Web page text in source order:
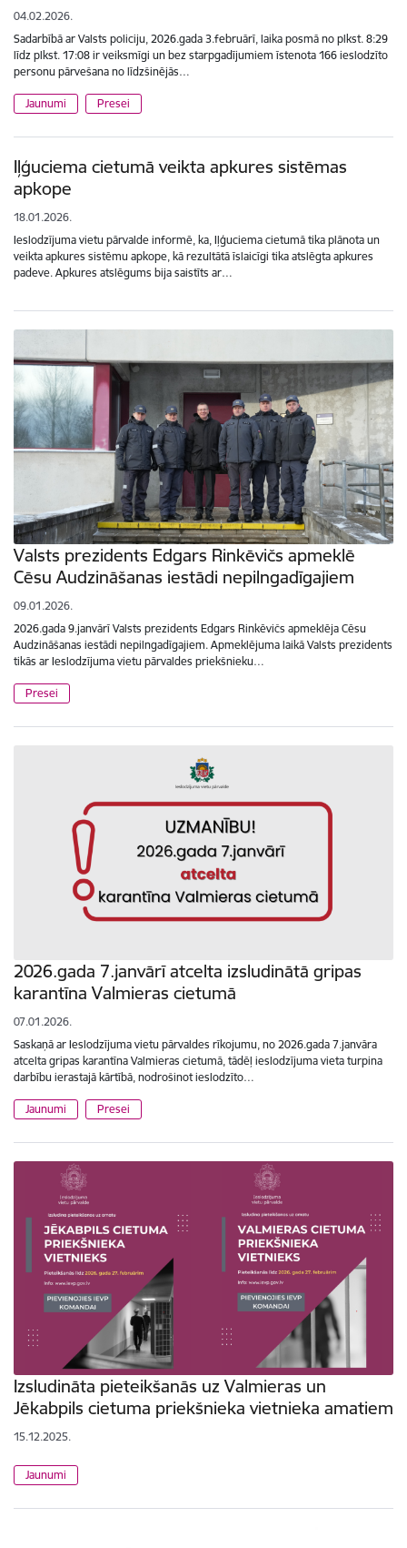
04.02.2026.
Sadarbībā ar Valsts policiju, 2026.gada 3.februārī, laika posmā no plkst. 8:29
līdz plkst. 17:08 ir veiksmīgi un bez starpgadījumiem īstenota 166 ieslodzīto
personu pārvešana no līdzšinējās…
Jaunumi Presei
Iļģuciema cietumā veikta apkures sistēmas
apkope
18.01.2026.
Ieslodzījuma vietu pārvalde informē, ka, Iļģuciema cietumā tika plānota un
veikta apkures sistēmu apkope, kā rezultātā īslaicīgi tika atslēgta apkures
padeve. Apkures atslēgums bija saistīts ar…
Valsts prezidents Edgars Rinkēvičs apmeklē
Cēsu Audzināšanas iestādi nepilngadīgajiem
09.01.2026.
2026.gada 9.janvārī Valsts prezidents Edgars Rinkēvičs apmeklēja Cēsu
Audzināšanas iestādi nepilngadīgajiem. Apmeklējuma laikā Valsts prezidents
tikās ar Ieslodzījuma vietu pārvaldes priekšnieku…
Presei
2026.gada 7.janvārī atcelta izsludinātā gripas
karantīna Valmieras cietumā
07.01.2026.
Saskaņā ar Ieslodzījuma vietu pārvaldes rīkojumu, no 2026.gada 7.janvāra
atcelta gripas karantīna Valmieras cietumā, tādēļ ieslodzījuma vieta turpina
darbību ierastajā kārtībā, nodrošinot ieslodzīto…
Jaunumi Presei
Izsludināta pieteikšanās uz Valmieras un
Jēkabpils cietuma priekšnieka vietnieka amatiem
15.12.2025.
Jaunumi